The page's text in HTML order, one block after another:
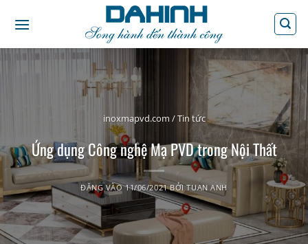
qua
dung
inoxmapvd.com /Tin tức
Ứng dụng Công nghệ Mạ PVD trong Nội Thất
ĐĂNG VÀO11/06/2021 BỞITUAN ANH